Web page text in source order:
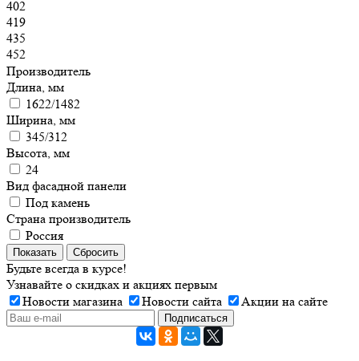
402
419
435
452
Производитель
Длина, мм
1622/1482
Ширина, мм
345/312
Высота, мм
24
Вид фасадной панели
Под камень
Страна производитель
Россия
Показать Сбросить
Будьте всегда в курсе!
Узнавайте о скидках и акциях первым
Новости магазина
Новости сайта Акции на сайте